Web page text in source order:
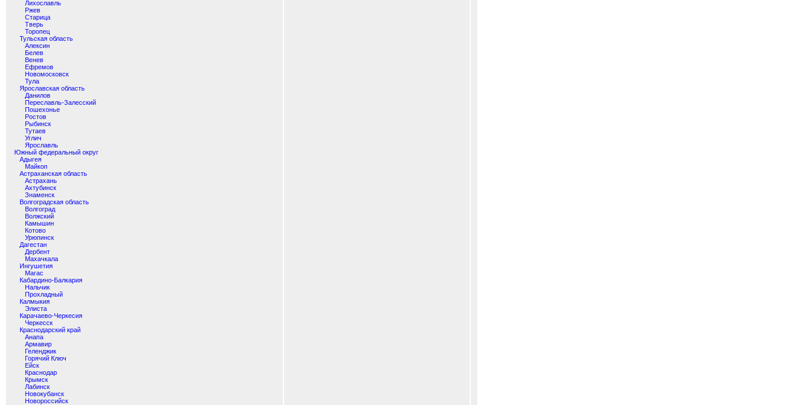
Лихославль
Ржев
Старица
Тверь
Торопец
Тульская область
Алексин
Белев
Венев
Ефремов
Новомосковск
Тула
Ярославская область
Данилов
Переславль-Залесский
Пошехонье
Ростов
Рыбинск
Тутаев
Углич
Ярославль
Южный федеральный округ
Адыгея
Майкоп
Астраханская область
Астрахань
Ахтубинск
Знаменск
Волгоградская область
Волгоград
Волжский
Камышин
Котово
Урюпинск
Дагестан
Дербент
Махачкала
Ингушетия
Магас
Кабардино-Балкария
Нальчик
Прохладный
Калмыкия
Элиста
Карачаево-Черкесия
Черкесск
Краснодарский край
Анапа
Армавир
Геленджик
Горячий Ключ
Ейск
Краснодар
Крымск
Лабинск
Новокубанск
Новороссийск